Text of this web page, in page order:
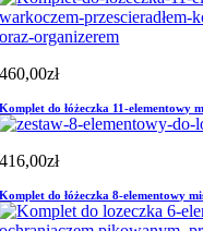
460,00zł
Komplet do łóżeczka 11-elementowy
416,00zł
Komplet do łóżeczka 8-elementowy